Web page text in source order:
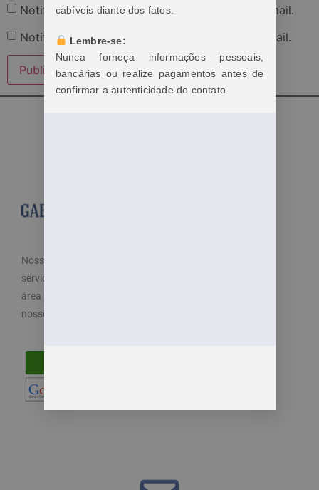
Notifique-me sobre novos comentários por e-mail.
Notifique-me sobre novas publicações por e-mail.
Nosso objetivo é cuidar dos seus direitos e oferecemos
serviços especializados e diferenciados atendendo a
área trabalhista do direito. Por isso, disponibilizamos
nossos serviços de maneira fácil e acessível.
cabíveis diante dos fatos.
Lembre-se:
Nunca forneça informações pessoais,
bancárias ou realize pagamentos antes de
confirmar a autenticidade do contato.